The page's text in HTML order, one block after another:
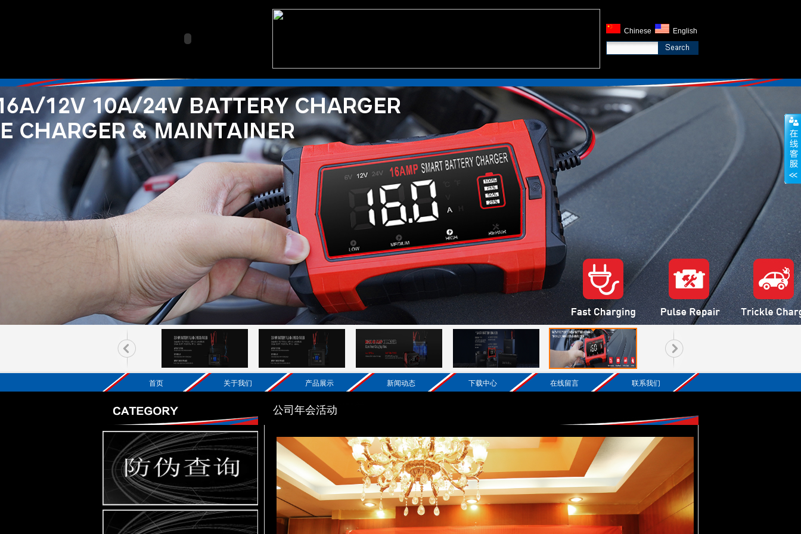
Chinese English
首页 关于我们 产品展示 新闻动态 下载中心 在线留言 联系我们
公司年会活动